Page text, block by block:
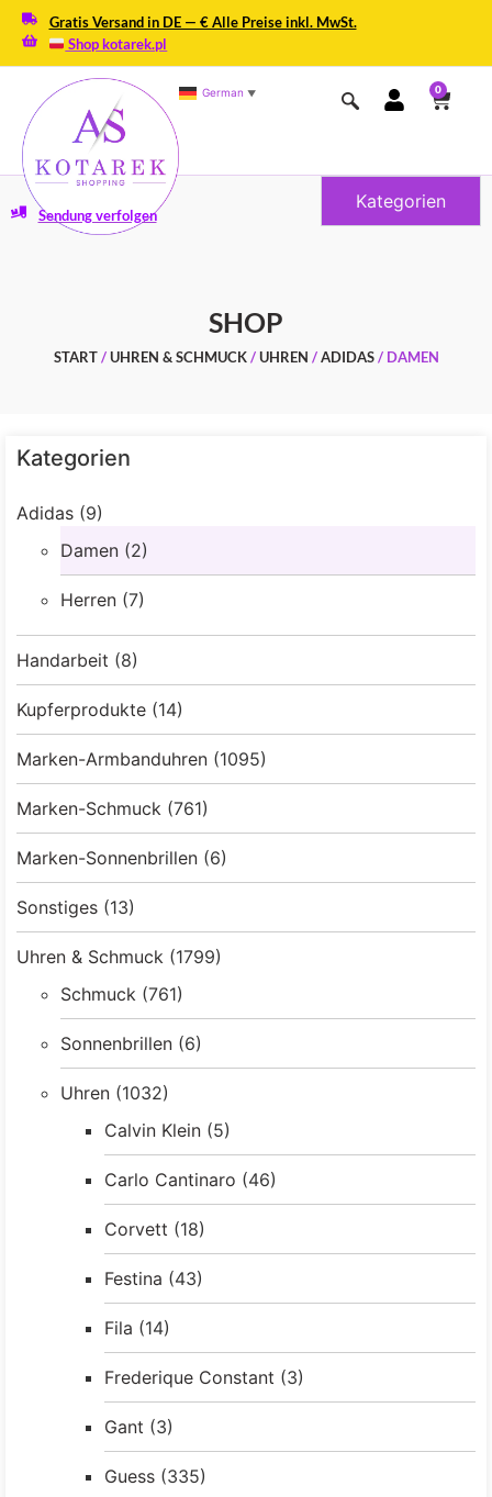
Gratis Versand in DE — € Alle Preise inkl. MwSt.
Shop kotarek.pl
German ▼ 0
Kategorien
Sendung verfolgen
SHOP
START/UHREN & SCHMUCK/UHREN /ADIDAS/ DAMEN
Kategorien
Adidas (9)
Damen (2)
Herren (7)
Handarbeit (8)
Kupferprodukte (14)
Marken-Armbanduhren (1095)
Marken-Schmuck (761)
Marken-Sonnenbrillen (6)
Sonstiges (13)
Uhren & Schmuck (1799)
Schmuck (761)
Sonnenbrillen (6)
Uhren (1032)
Calvin Klein (5)
Carlo Cantinaro (46)
Corvett (18)
Festina (43)
Fila (14)
Frederique Constant (3)
Gant (3)
Guess (335)